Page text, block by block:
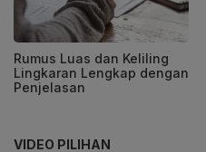
Rumus Luas dan Keliling
Lingkaran Lengkap dengan
Penjelasan
VIDEO PILIHAN